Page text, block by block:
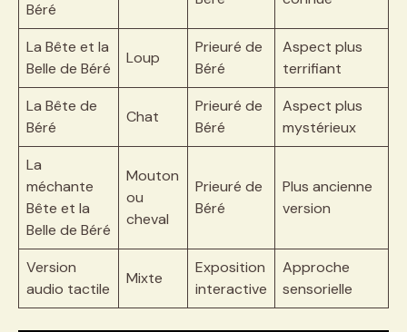
Béré
La Bête et la
Belle de Béré
Loup
Prieuré de
Béré
Aspect plus
terrifiant
La Bête de
Béré
Chat
Prieuré de
Béré
Aspect plus
mystérieux
La
méchante
Bête et la
Belle de Béré
Mouton
ou
cheval
Prieuré de
Béré
Plus ancienne
version
Version
audio tactile
Mixte
Exposition
interactive
Approche
sensorielle